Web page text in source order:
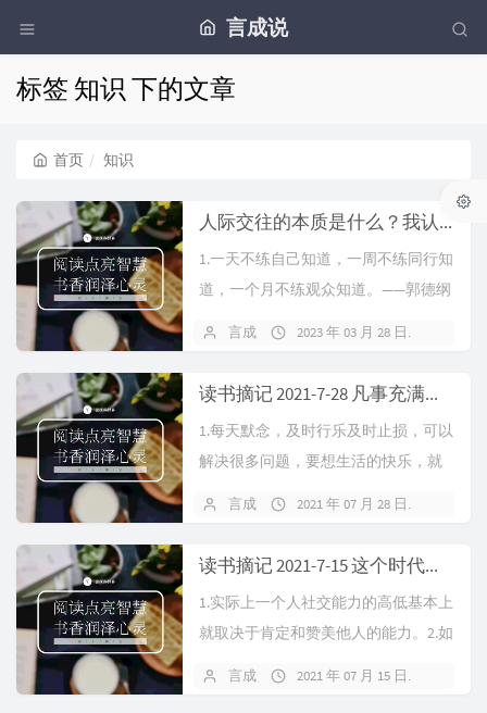
言成说
标签 知识 下的文章
首页 知识
人际交往的本质是什么？我认为，是价值。对别人有价值，别人就会爱我们。
1.一天不练自己知道，一周不练同行知
道，一个月不练观众知道。——郭德纲
轮动的能量。所以...
言成 2023 年 03 月 28 日
读书摘记 2021-7-28 凡事充满好奇心，才是你学习动力的根本
1.每天默念，及时行乐及时止损，可以
解决很多问题，要想生活的快乐，就
正喜欢的事物，埋头...
言成 2021 年 07 月 28 日
读书摘记 2021-7-15 这个时代知识不重要了，任何知识在网络上都可以找到，重要的是对人类认知的框架。
1.实际上一个人社交能力的高低基本上
就取决于肯定和赞美他人的能力。2.如
言成 2021 年 07 月 15 日